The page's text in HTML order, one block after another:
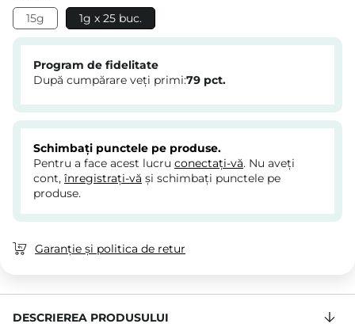
15g
1g x 25 buc.
Program de fidelitate
După cumpărare veți primi:79 pct.
Schimbați punctele pe produse.
Pentru a face acest lucru conectați-vă. Nu aveți
cont, înregistrați-vă și schimbați punctele pe
produse.
Garanție și politica de retur
DESCRIEREA PRODUSULUI